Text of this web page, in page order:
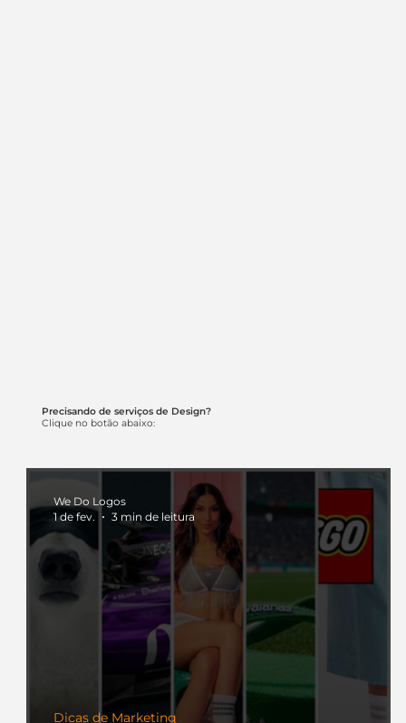
Precisando de serviços de Design?
Clique no botão abaixo:
Dicas de Marketing
We Do Logos
1 de fev.
3 min de leitura